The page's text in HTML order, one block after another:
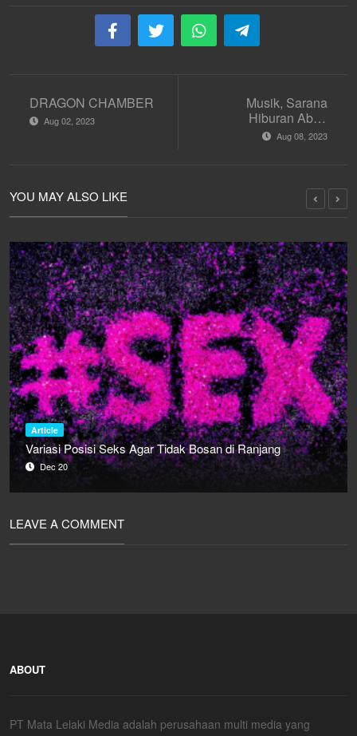
DRAGON CHAMBER
Aug 02, 2023
Musik, Sarana
Hiburan Abad
Pertengahan
Aug 08, 2023
YOU MAY ALSO LIKE
Article
Variasi Posisi Seks Agar Tidak Bosan di Ranjang
Dec 20
LEAVE A COMMENT
ABOUT
PT Mata Lelaki Media adalah perusahaan multi media yang